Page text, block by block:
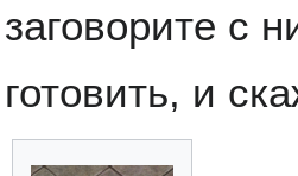
заговорите с
готовить, и